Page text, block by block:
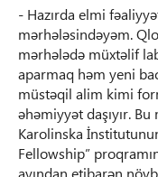
- Hazırda elmi
mərhələsindəyəm.
mərhələdə müxtəlif
aparmaq həm yeni
müstəqil alim kimi
əhəmiyyət daşıyır.
Karolinska
Fellowship”
ayından etibarən